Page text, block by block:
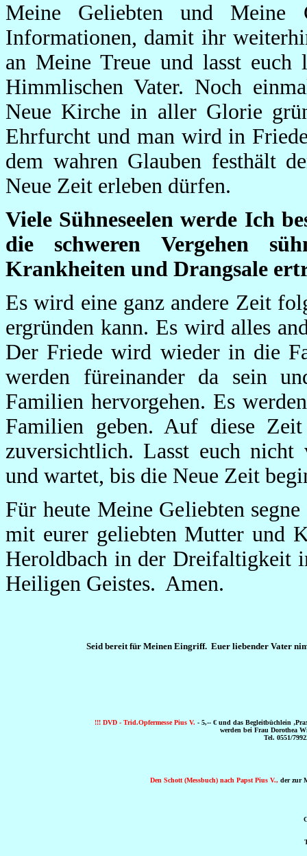
Meine Geliebten und Meine
Informationen, damit ihr
an Meine Treue und lasst euch
Himmlischen Vater. Noch
Neue Kirche in aller Glorie
Ehrfurcht und man wird in
dem wahren Glauben festhält
Neue Zeit erleben dürfen.
Viele Sühneseelen werde Ich
die schweren Vergehen
Krankheiten und Drangsale
Es wird eine ganz andere Zeit
ergründen kann. Es wird alles
Der Friede wird wieder in die
werden füreinander da sein
Familien hervorgehen. Es
Familien geben. Auf diese
zuversichtlich. Lasst euch
und wartet, bis die Neue Zeit
Für heute Meine Geliebten
mit eurer geliebten Mutter und
Heroldbach in der Dreifaltigkeit
Heiligen Geistes. Amen.
Seid bereit für Meinen Eingriff. Euer liebender Vater
!!! DVD - Trid.Opfermesse Pius V. - 5,-- € und das Begleitbüchlein
werden bei Frau Dorothea
Tel. 0551/
Den Schott (Messbuch) nach Papst Pius V., der zur